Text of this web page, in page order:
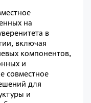
на
в
включая
компонентов,
и
совместное
для
и